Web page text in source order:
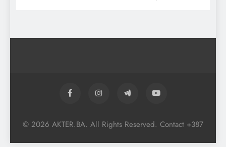
© 2026 AKTER.BA. All Rights Reserved. Contact +387